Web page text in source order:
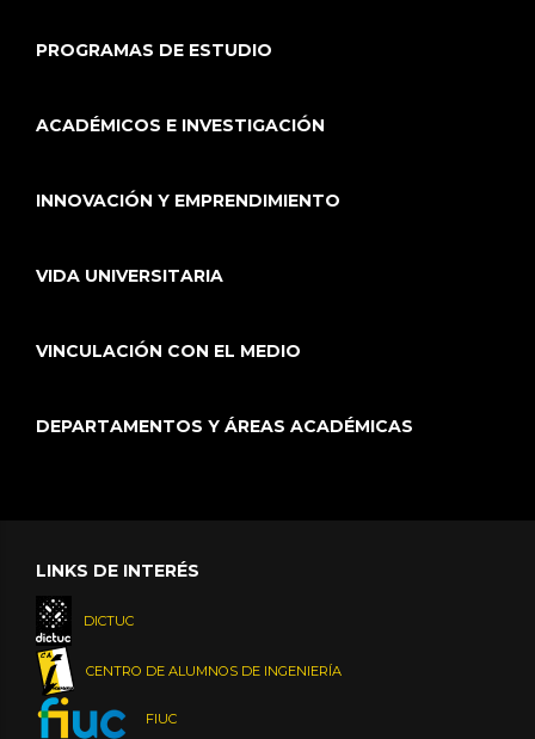
PROGRAMAS DE ESTUDIO
ACADÉMICOS E INVESTIGACIÓN
INNOVACIÓN Y EMPRENDIMIENTO
VIDA UNIVERSITARIA
VINCULACIÓN CON EL MEDIO
DEPARTAMENTOS Y ÁREAS ACADÉMICAS
LINKS DE INTERÉS
DICTUC
CENTRO DE ALUMNOS DE INGENIERÍA
FIUC